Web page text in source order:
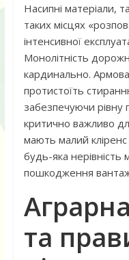
Насипні матеріали,
таких місцях
інтенсивної
Монолітність
кардинально.
протистоїть
забезпечуючи рівну
критично важливо
мають малий кліренс
будь-яка
пошкодження
та